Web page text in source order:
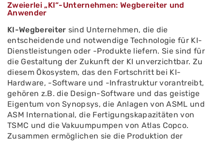
Zweierlei „KI“-Unternehmen: Wegbereiter und
Anwender
KI-Wegbereiter sind Unternehmen, die die
entscheidende und notwendige Technologie für KI-
Dienstleistungen oder -Produkte liefern. Sie sind für
die Gestaltung der Zukunft der KI unverzichtbar. Zu
diesem Ökosystem, das den Fortschritt bei KI-
Hardware, -Software und -Infrastruktur vorantreibt,
gehören z.B. die Design-Software und das geistige
Eigentum von Synopsys, die Anlagen von ASML und
ASM International, die Fertigungskapazitäten von
TSMC und die Vakuumpumpen von Atlas Copco.
Zusammen ermöglichen sie die Produktion der